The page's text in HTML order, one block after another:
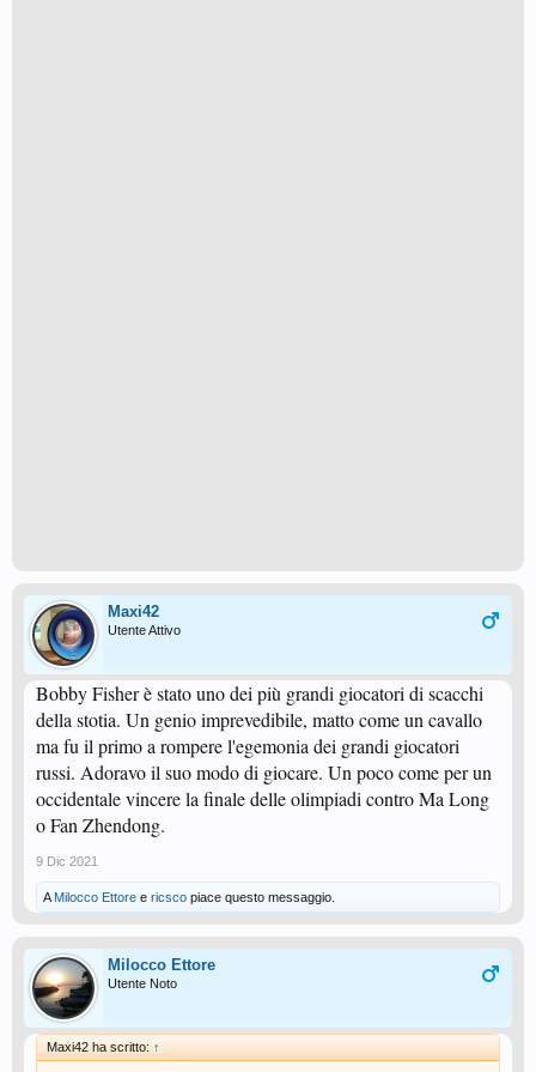
Maxi42
Utente Attivo
Bobby Fisher è stato uno dei più grandi giocatori di scacchi
della stotia. Un genio imprevedibile, matto come un cavallo
ma fu il primo a rompere l'egemonia dei grandi giocatori
russi. Adoravo il suo modo di giocare. Un poco come per un
occidentale vincere la finale delle olimpiadi contro Ma Long
o Fan Zhendong.
9 Dic 2021
A Milocco Ettore e ricsco piace questo messaggio.
Milocco Ettore
Utente Noto
Maxi42 ha scritto: ↑